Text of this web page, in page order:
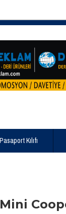
Pasaport Kılıfı